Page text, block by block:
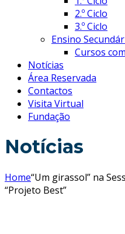
2.º Ciclo
3.º Ciclo
Ensino
Cursos
Notícias
Área Reservada
Contactos
Visita Virtual
Fundação
Notícias
Home“Um girassol” na
“Projeto Best”